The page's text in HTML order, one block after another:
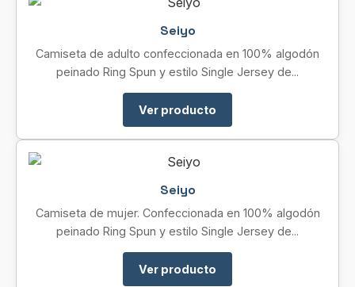
Seiyo
Camiseta de adulto confeccionada en 100% algodón
peinado Ring Spun y estilo Single Jersey de...
Ver producto
Seiyo
Camiseta de mujer. Confeccionada en 100% algodón
peinado Ring Spun y estilo Single Jersey de...
Ver producto